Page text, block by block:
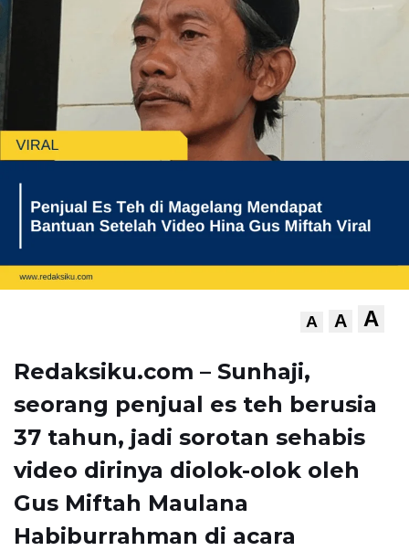
A A A
Redaksiku.com – Sunhaji,
seorang penjual es teh berusia
37 tahun, jadi sorotan sehabis
video dirinya diolok-olok oleh
Gus Miftah Maulana
Habiburrahman di acara